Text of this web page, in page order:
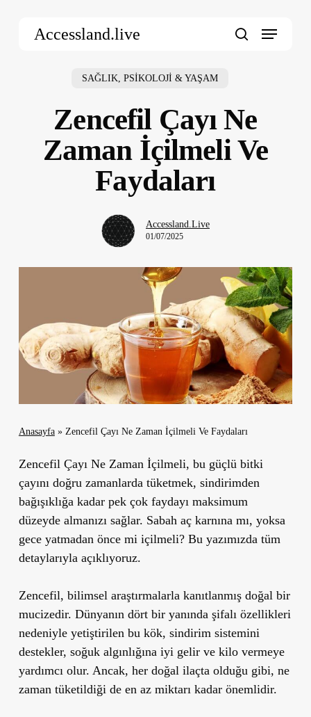
Accessland.live Menu
SAĞLIK, PSİKOLOJİ & YAŞAM
Zencefil Çayı Ne
Zaman İçilmeli Ve
Faydaları
Accessland.Live
01/07/2025
Anasayfa» Zencefil Çayı Ne Zaman İçilmeli Ve Faydaları
Zencefil Çayı Ne Zaman İçilmeli, bu güçlü bitki
çayını doğru zamanlarda tüketmek, sindirimden
bağışıklığa kadar pek çok faydayı maksimum
düzeyde almanızı sağlar. Sabah aç karnına mı, yoksa
gece yatmadan önce mi içilmeli? Bu yazımızda tüm
detaylarıyla açıklıyoruz.
Zencefil, bilimsel araştırmalarla kanıtlanmış doğal bir
mucizedir. Dünyanın dört bir yanında şifalı özellikleri
nedeniyle yetiştirilen bu kök, sindirim sistemini
destekler, soğuk algınlığına iyi gelir ve kilo vermeye
yardımcı olur. Ancak, her doğal ilaçta olduğu gibi, ne
zaman tüketildiği de en az miktarı kadar önemlidir.